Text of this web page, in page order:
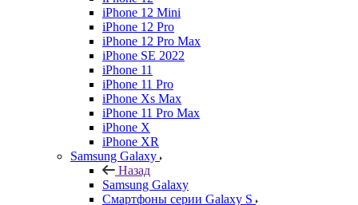
iPhone 12 Mini
iPhone 12 Pro
iPhone 12 Pro Max
iPhone SE 2022
iPhone 11
iPhone 11 Pro
iPhone Xs Max
iPhone 11 Pro Max
iPhone X
iPhone XR
Samsung Galaxy
Назад
Samsung Galaxy
Смартфоны серии Galaxy S